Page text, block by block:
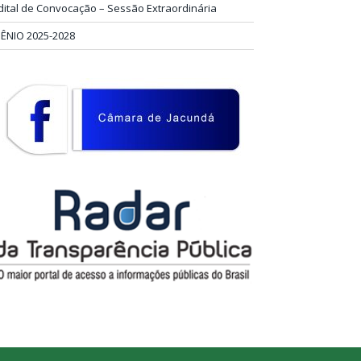
de Convocação – Sessão Extraordinária
2025-2028